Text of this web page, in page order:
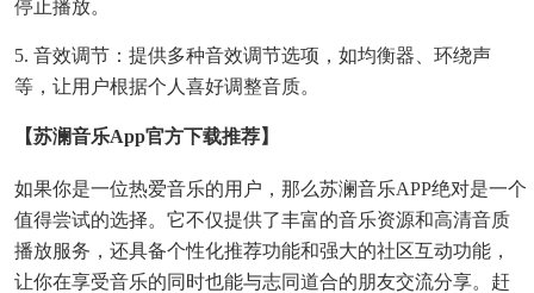
停止播放。
5. 音效调节：提供多种音效调节选项，如均衡器、环绕声
等，让用户根据个人喜好调整音质。
【苏澜音乐app官方下载推荐】
如果你是一位热爱音乐的用户，那么苏澜音乐APP绝对是一个
值得尝试的选择。它不仅提供了丰富的音乐资源和高清音质
播放服务，还具备个性化推荐功能和强大的社区互动功能，
让你在享受音乐的同时也能与志同道合的朋友交流分享。赶